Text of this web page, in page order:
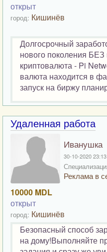
открыт
город: Кишинёв
Долгосрочный
нового поколения
криптовалюта - Pi
валюта находится в
запуск на биржу
Удаленная работа
Иванушка
30-10-2020 23:13
Реклама в
10000 MDL
открыт
город: Кишинёв
Безопасный способ
на дому!Выполняйте